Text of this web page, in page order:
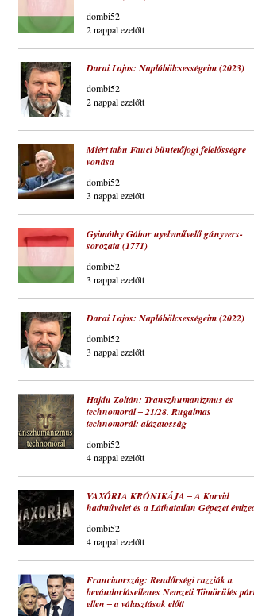
dombi52
2 nappal ezelőtt
Darai Lajos: Naplóbölcsességeim (2023)
dombi52
2 nappal ezelőtt
Miért tabu Fauci büntetőjogi felelősségre
vonása
dombi52
3 nappal ezelőtt
Gyimóthy Gábor nyelvművelő gúnyvers-
sorozata (1771)
dombi52
3 nappal ezelőtt
Darai Lajos: Naplóbölcsességeim (2022)
dombi52
3 nappal ezelőtt
Hajdu Zoltán: Transzhumanizmus és
technomorál ‒ 21/28. Rugalmas
technomorál: alázatosság
dombi52
4 nappal ezelőtt
VAXÓRIA KRÓNIKÁJA ‒ A Korvid
hadművelet és a Láthatatlan Gépezet évtizede
dombi52
4 nappal ezelőtt
Franciaország: Rendőrségi razziák a
bevándorlásellenes Nemzeti Tömörülés párt
ellen ‒ a választások előtt